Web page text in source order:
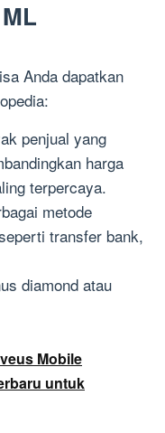
Anda dapatkan
penjual yang
harga
terpercaya.
metode
transfer bank,
diamond atau
Mobile
untuk